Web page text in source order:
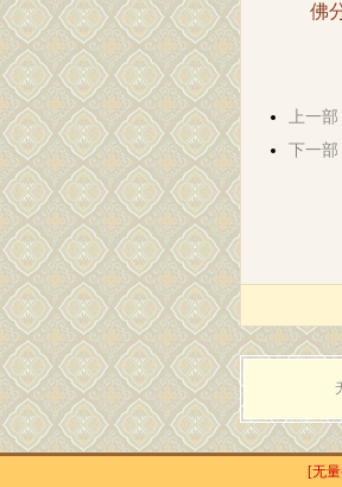
佛分
上一
下一部
[无